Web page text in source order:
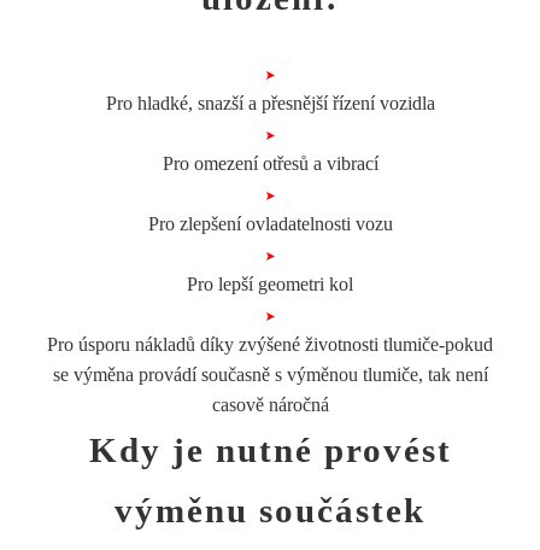
Pro hladké, snazší a přesnější řízení vozidla
Pro omezení otřesů a vibrací
Pro zlepšení ovladatelnosti vozu
Pro lepší geometri kol
Pro úsporu nákladů díky zvýšené životnosti tlumiče-pokud
se výměna provádí současně s výměnou tlumiče, tak není
casově náročná
Kdy je nutné provést
výměnu součástek